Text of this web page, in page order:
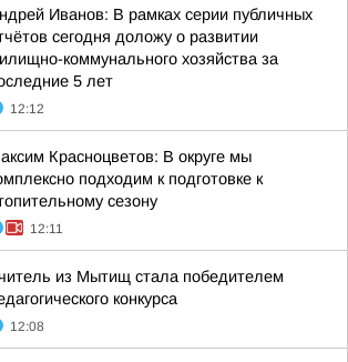
Иванов: В рамках серии публичных
сегодня доложу о развитии
коммунального хозяйства за
5 лет
12:12
Красноцветов: В округе мы
подходим к подготовке к
сезону
12:11
из Мытищ стала победителем
конкурса
12:08